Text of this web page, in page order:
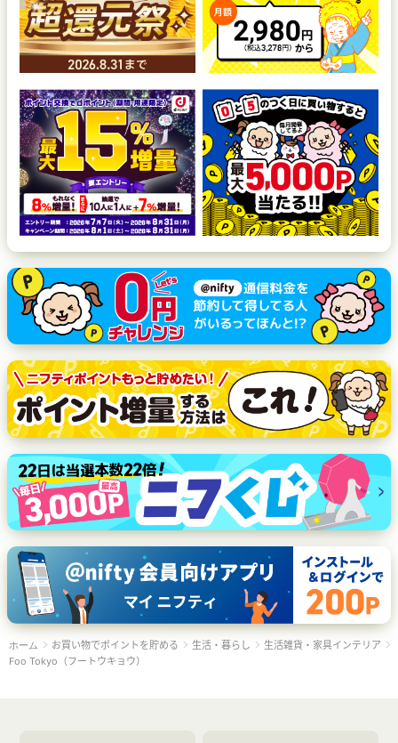
ホーム お買い物でポイントを貯める 生活・暮らし
生活雑貨・家具インテリア
Foo Tokyo（フートウキョウ）